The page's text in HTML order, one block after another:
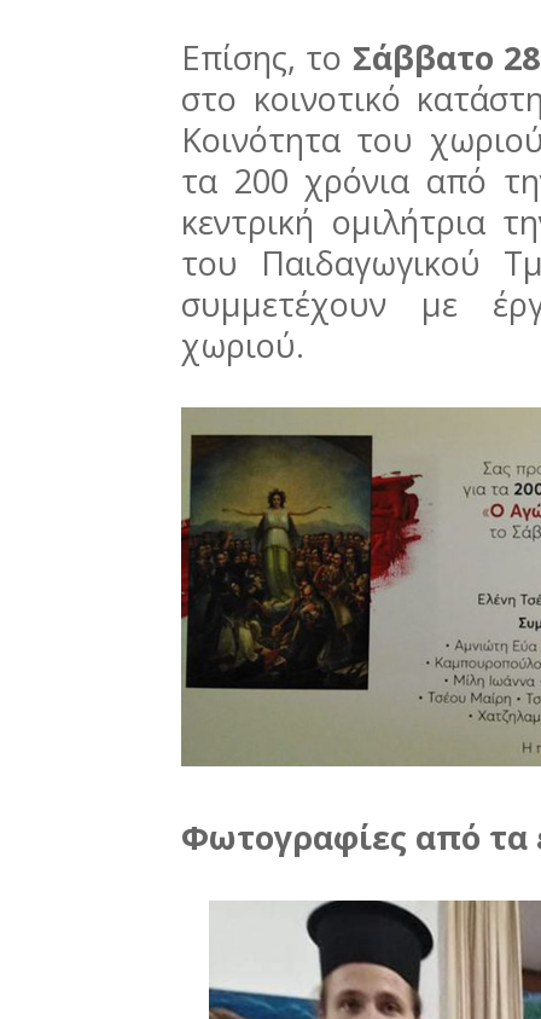
Επίσης, το Σάββατο
στο κοινοτικό
Κοινότητα του
τα 200 χρόνια από
κεντρική ομιλήτρια
του Παιδαγωγικού
συμμετέχουν με
χωριού.
Φωτογραφίες από τα